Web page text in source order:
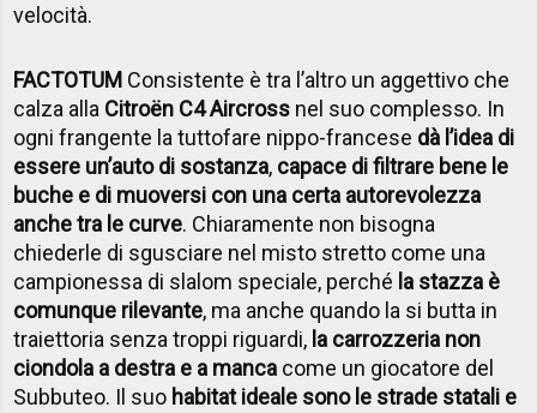
velocità.
FACTOTUM Consistente è tra l’altro un aggettivo che
calza alla Citroën C4 Aircross nel suo complesso. In
ogni frangente la tuttofare nippo-francese dà l’idea di
essere un’auto di sostanza, capace di filtrare bene le
buche e di muoversi con una certa autorevolezza
anche tra le curve. Chiaramente non bisogna
chiederle di sgusciare nel misto stretto come una
campionessa di slalom speciale, perché la stazza è
comunque rilevante, ma anche quando la si butta in
traiettoria senza troppi riguardi, la carrozzeria non
ciondola a destra e a manca come un giocatore del
Subbuteo. Il suo habitat ideale sono le strade statali e